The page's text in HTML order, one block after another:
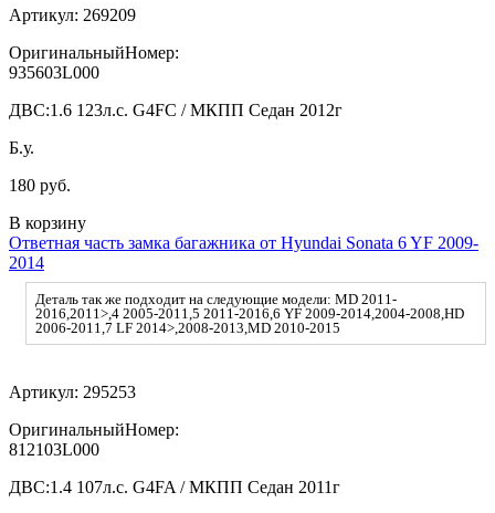
Артикул: 269209
ОригинальныйНомер:
935603L000
ДВС:1.6 123л.с. G4FC / МКПП Седан 2012г
Б.у.
180 руб.
В корзину
Ответная часть замка багажника от Hyundai Sonata 6 YF 2009-
2014
Деталь так же подходит на следующие модели: MD 2011-
2016,2011>,4 2005-2011,5 2011-2016,6 YF 2009-2014,2004-2008,HD
2006-2011,7 LF 2014>,2008-2013,MD 2010-2015
Артикул: 295253
ОригинальныйНомер:
812103L000
ДВС:1.4 107л.с. G4FA / МКПП Седан 2011г